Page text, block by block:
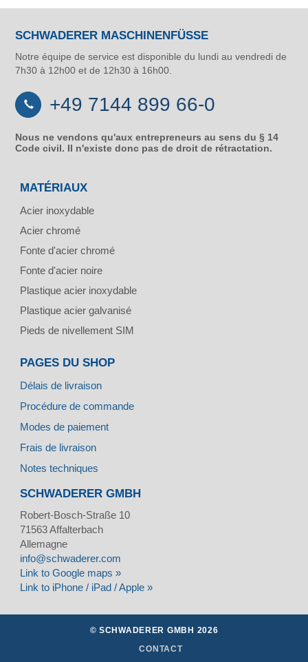
SCHWADERER MASCHINENFÜSSE
Notre équipe de service est disponible du lundi au vendredi de
7h30 à 12h00 et de 12h30 à 16h00.
+49 7144 899 66-0
Nous ne vendons qu'aux entrepreneurs au sens du § 14
Code civil. Il n'existe donc pas de droit de rétractation.
MATÉRIAUX
Acier inoxydable
Acier chromé
Fonte d'acier chromé
Fonte d'acier noire
Plastique acier inoxydable
Plastique acier galvanisé
Pieds de nivellement SIM
PAGES DU SHOP
Délais de livraison
Procédure de commande
Modes de paiement
Frais de livraison
Notes techniques
SCHWADERER GMBH
Robert-Bosch-Straße 10
71563Affalterbach
Allemagne
info@schwaderer.com
Link to Google maps »
Link to iPhone / iPad / Apple »
© SCHWADERER GMBH 2026
CONTACT